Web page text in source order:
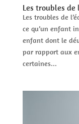
Les troubles de
Les troubles de
ce qu’un enfant
enfant dont le
par rapport aux
certaines...